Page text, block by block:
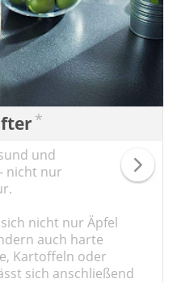
*
und
nicht nur
nicht nur Äpfel
auch harte
Kartoffeln oder
sich anschließend